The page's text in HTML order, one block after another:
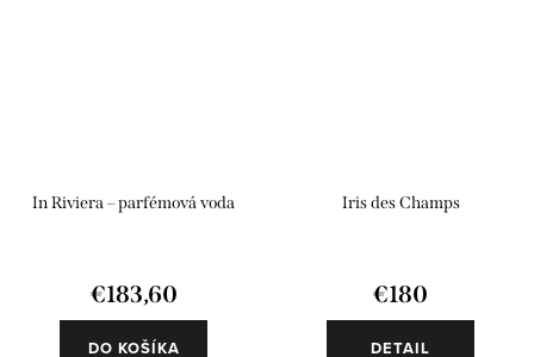
In Riviera – parfémová voda
€183,60
DO KOŠÍKA
Iris des Champs
€180
DETAIL